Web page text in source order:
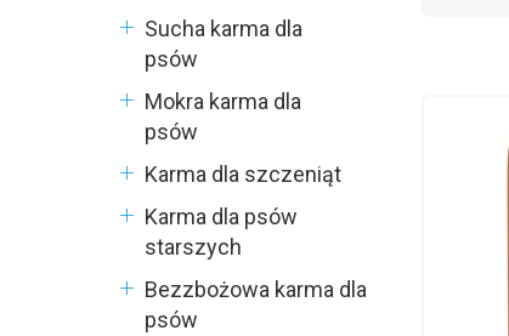
Sucha karma dla
psów
Mokra karma dla
psów
Karma dla szczeniąt
Karma dla psów
starszych
Bezzbożowa karma dla
psów